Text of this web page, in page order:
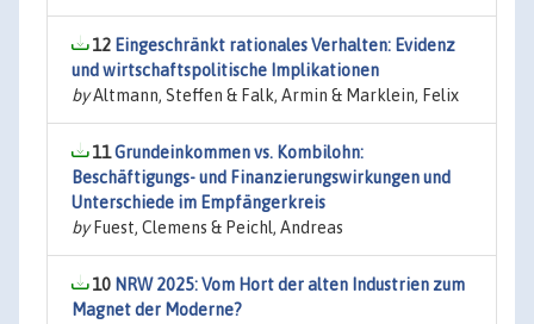
12 Eingeschränkt rationales Verhalten: Evidenz
und wirtschaftspolitische Implikationen
byAltmann, Steffen & Falk, Armin & Marklein, Felix
11Grundeinkommen vs. Kombilohn:
Beschäftigungs- und Finanzierungswirkungen und
Unterschiede im Empfängerkreis
byFuest, Clemens & Peichl, Andreas
10 NRW 2025: Vom Hort der alten Industrien zum
Magnet der Moderne?